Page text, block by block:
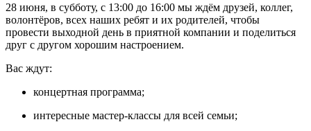
28 июня, в субботу, с 13:00 до 16:00 мы ждём друзей, коллег,
волонтёров, всех наших ребят и их родителей, чтобы
провести выходной день в приятной компании и поделиться
друг с другом хорошим настроением.
Вас ждут:
концертная программа;
интересные мастер-классы для всей семьи;